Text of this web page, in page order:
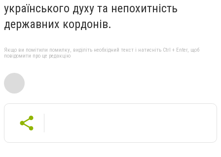
українського духу та непохитність
державних кордонів.
Якщо ви помітили помилку, виділіть необхідний текст і натисніть Ctrl + Enter, щоб
повідомити про це редакцію